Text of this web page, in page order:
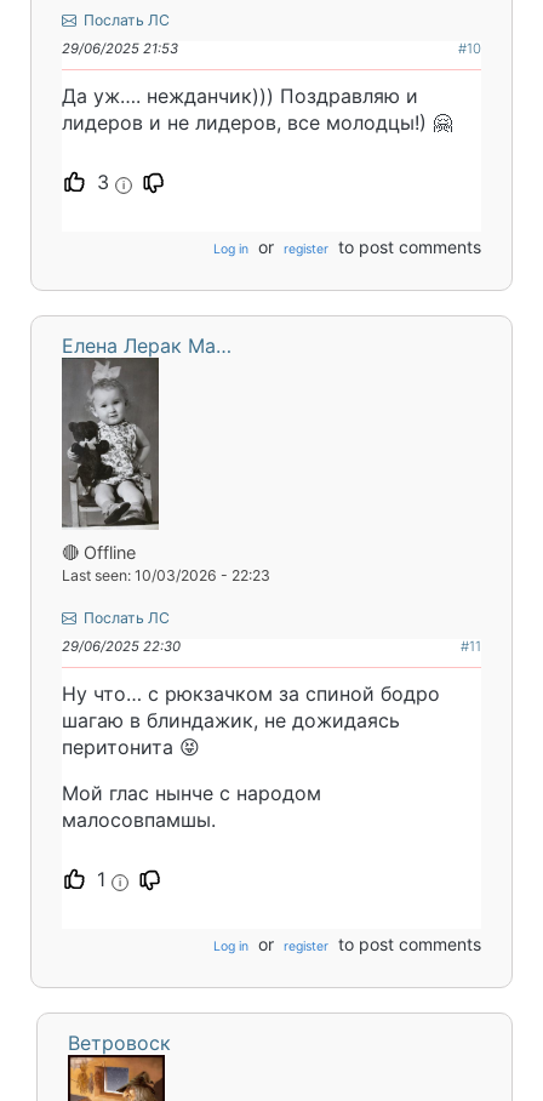
Послать ЛС
29/06/2025 21:53 #10
Да уж…. нежданчик))) Поздравляю и
лидеров и не лидеров, все молодцы!) 🤗
3 i
Log in or register to post comments
Елена Лерак Ма…
🔴 Offline
Last seen: 10/03/2026 - 22:23
Послать ЛС
29/06/2025 22:30 #11
Ну что… с рюкзачком за спиной бодро
шагаю в блиндажик, не дожидаясь
перитонита 😝
Мой глас нынче с народом
малосовпамшы.
1 i
Log in or register to post comments
Ветровоск